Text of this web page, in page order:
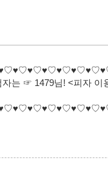
는 ☞ 1479님! <피자 이